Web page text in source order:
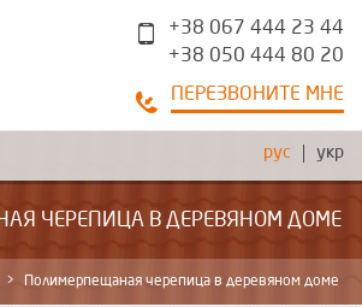
+38 067 444 23 44
+38 050 444 80 20
ПЕРЕЗВОНИТЕ МНЕ
рус укр
ЧЕРЕПИЦА В ДЕРЕВЯНОМ ДОМЕ
Полимерпещаная черепица в деревяном доме